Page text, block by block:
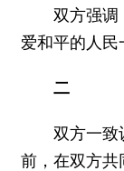
双方强调
爱和平的人民
二
双方一致
前，在双方